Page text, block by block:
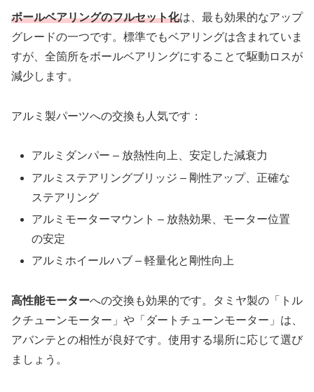
ボールベアリングのフルセット化は、最も効果的なアップ
グレードの一つです。標準でもベアリングは含まれていま
すが、全箇所をボールベアリングにすることで駆動ロスが
減少します。
アルミ製パーツへの交換も人気です：
アルミダンパー – 放熱性向上、安定した減衰力
アルミステアリングブリッジ – 剛性アップ、正確な
ステアリング
アルミモーターマウント – 放熱効果、モーター位置
の安定
アルミホイールハブ – 軽量化と剛性向上
高性能モーターへの交換も効果的です。タミヤ製の「トル
クチューンモーター」や「ダートチューンモーター」は、
アバンテとの相性が良好です。使用する場所に応じて選び
ましょう。